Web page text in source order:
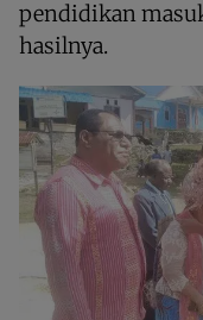
pendidikan
hasilnya.